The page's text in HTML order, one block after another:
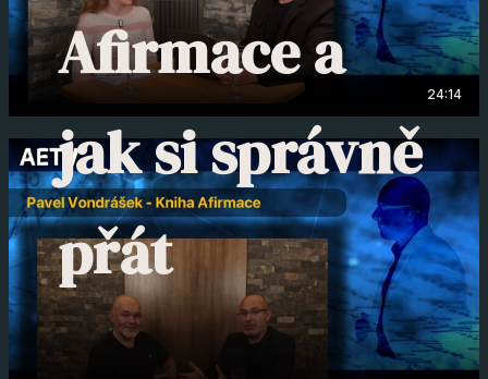
24:14
Afirmace a
jak si správně
přát